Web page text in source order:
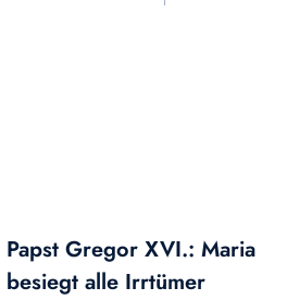
Papst Gregor XVI.: Maria
besiegt alle Irrtümer